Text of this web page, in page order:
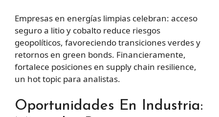
Empresas en energías limpias celebran: acceso
seguro a litio y cobalto reduce riesgos
geopolíticos, favoreciendo transiciones verdes y
retornos en green bonds. Financieramente,
fortalece posiciones en supply chain resilience,
un hot topic para analistas.
Oportunidades En Industria: